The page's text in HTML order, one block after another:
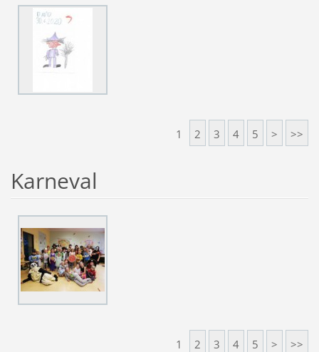
1 2 3 4 5 > >>
Karneval
1 2 3 4 5 > >>